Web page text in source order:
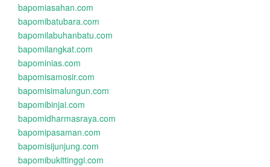
bapomiasahan.com
bapomibatubara.com
bapomilabuhanbatu.com
bapomilangkat.com
bapominias.com
bapomisamosir.com
bapomisimalungun.com
bapomibinjai.com
bapomidharmasraya.com
bapomipasaman.com
bapomisijunjung.com
bapomibukittinggi.com